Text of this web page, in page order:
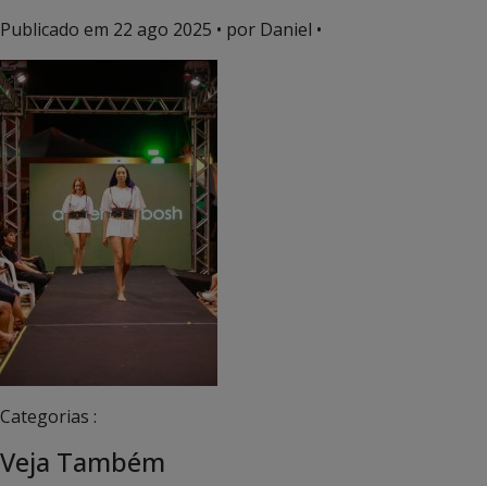
Publicado em 22 ago 2025 • por Daniel •
Categorias :
Veja Também